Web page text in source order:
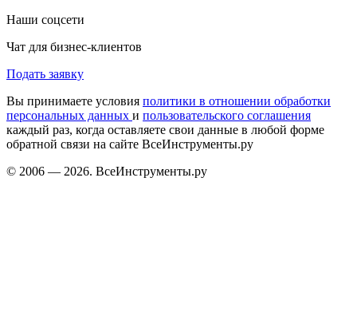
Наши соцсети
Чат для бизнес-клиентов
Подать заявку
Вы принимаете условия политики в отношении обработки
персональных данных и пользовательского соглашения
каждый раз, когда оставляете свои данные в любой форме
обратной связи на сайте ВсеИнструменты.ру
© 2006 — 2026. ВсеИнструменты.ру